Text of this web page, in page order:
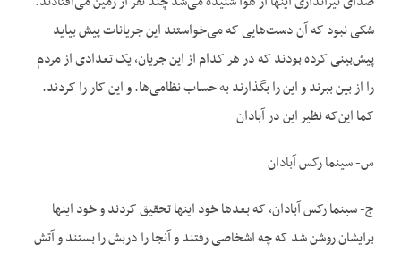
شکی نبود که آن دست‌‌هایی که می‌خواستند این جریانات پیش بیاید
پیش‌بینی کرده بودند که در هر کدام از این جریان، یک تعدادی از مردم
را از بین ببرند و این را بگذارند به حساب نظامی‌ها. و این کار را کردند.
کما این‌که نظیر این در آبادان
س- سینما رکس آبادان
ج- سینما رکس آبادان، که بعدها خود اینها تحقیق کردند و خود اینها
برایشان روشن شد که چه اشخاصی رفتند و آنجا را دربش را بستند و آتش